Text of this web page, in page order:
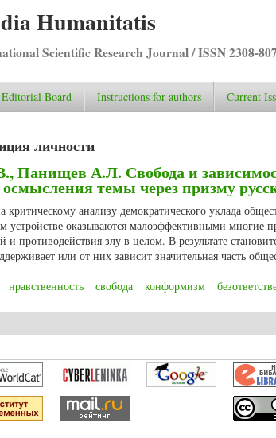
Humanitatis
Scientific Research Journal / ISSN 2308-
Editorial Board Instructions for authors Current
личности
Панищев А.Л. Свобода и
темы через призму
критическому анализу демократического уклада
устройстве оказываются малоэффективными многие
и противодействия злу в целом. В результате
или от них зависит значительная часть
нравственность свобода конформизм